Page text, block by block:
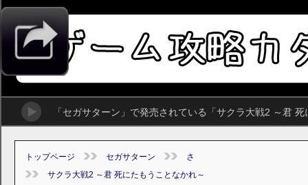
「セガサターン」で発売されている「サクラ大戦2 ～君
トップページ セガサターン
さ
サクラ大戦2 ～君 死にたもうことなかれ～